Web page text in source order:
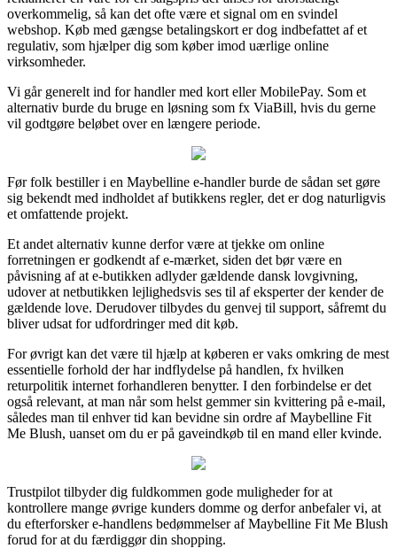
overkommelig, så kan det ofte være et signal om en svindel
webshop. Køb med gængse betalingskort er dog indbefattet af et
regulativ, som hjælper dig som køber imod uærlige online
virksomheder.
Vi går generelt ind for handler med kort eller MobilePay. Som et
alternativ burde du bruge en løsning som fx ViaBill, hvis du gerne
vil godtgøre beløbet over en længere periode.
Før folk bestiller i en Maybelline e-handler burde de sådan set gøre
sig bekendt med indholdet af butikkens regler, det er dog naturligvis
et omfattende projekt.
Et andet alternativ kunne derfor være at tjekke om online
forretningen er godkendt af e-mærket, siden det bør være en
påvisning af at e-butikken adlyder gældende dansk lovgivning,
udover at netbutikken lejlighedsvis ses til af eksperter der kender de
gældende love. Derudover tilbydes du genvej til support, såfremt du
bliver udsat for udfordringer med dit køb.
For øvrigt kan det være til hjælp at køberen er vaks omkring de mest
essentielle forhold der har indflydelse på handlen, fx hvilken
returpolitik internet forhandleren benytter. I den forbindelse er det
også relevant, at man når som helst gemmer sin kvittering på e-mail,
således man til enhver tid kan bevidne sin ordre af Maybelline Fit
Me Blush, uanset om du er på gaveindkøb til en mand eller kvinde.
Trustpilot tilbyder dig fuldkommen gode muligheder for at
kontrollere mange øvrige kunders domme og derfor anbefaler vi, at
du efterforsker e-handlens bedømmelser af Maybelline Fit Me Blush
forud for at du færdiggør din shopping.